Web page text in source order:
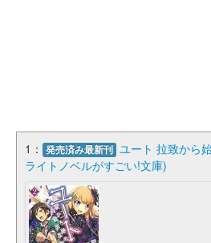
1： 発売済み最新刊 ユート 拉致から
ライトノベルがすごい!文庫)